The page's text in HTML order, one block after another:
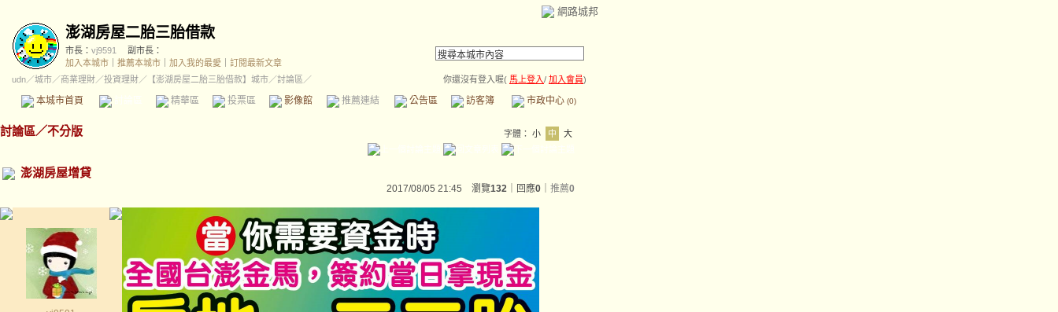
網路城邦
澎湖房屋二胎三胎借款
市長： vj9591
副市長：
加入本城市
推薦本城市 加入我的最愛
訂閱最新文章
udn／城市／商業理財／投資理財／ 【澎湖房屋二胎三胎借款】城市／討論區／ 你還沒有登入喔( 馬上登入/ 加入會員)
本城市首頁 精華區 投票區 影像館 推薦連結 公告區 訪客簿 市政中心 (0)
討論區／不分版 字體： 小 中 大
澎湖房屋增貸
2017/08/05 21:45 瀏覽132 ｜回應0 推薦0